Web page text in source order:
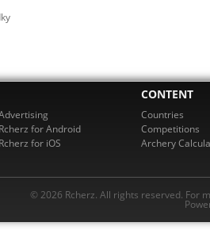
Rcherz for Android
Rcherz for iOS
CONTENT
Countries
Competitions
Archery
© 2026 Rcherz. All rights reserved. For